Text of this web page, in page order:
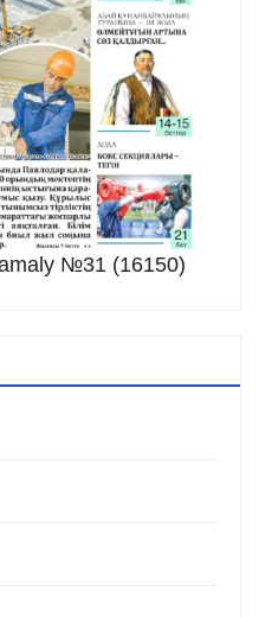
№31 (16150)